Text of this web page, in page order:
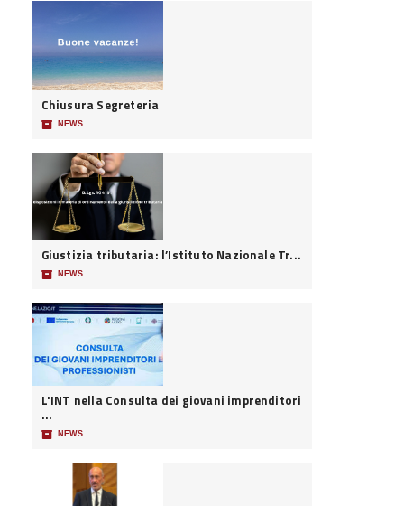
Chiusura Segreteria
📦 NEWS
Giustizia tributaria: l’Istituto Nazionale Tr...
📦 NEWS
L'INT nella Consulta dei giovani imprenditori
...
📦 NEWS